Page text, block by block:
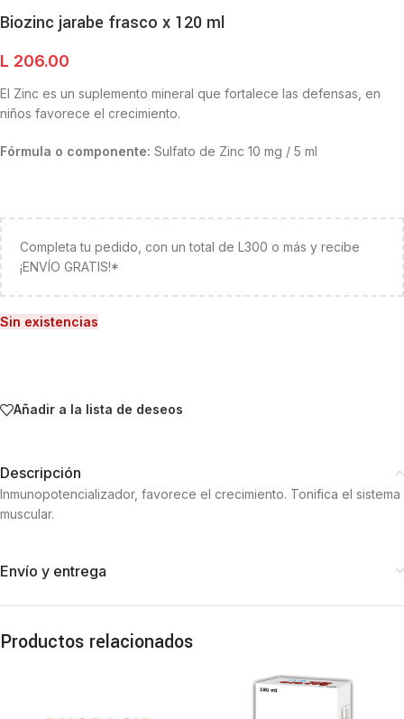
Biozinc jarabe frasco x 120 ml
L 206.00
El Zinc es un suplemento mineral que fortalece las defensas, en
niños favorece el crecimiento.
Fórmula o componente: Sulfato de Zinc 10 mg / 5 ml
Completa tu pedido, con un total de L300 o más y recibe
¡ENVÍO GRATIS!*
Sin existencias
Añadir a la lista de deseos
Descripción
Inmunopotencializador, favorece el crecimiento. Tonifica el sistema
muscular.
Envío y entrega
Productos relacionados